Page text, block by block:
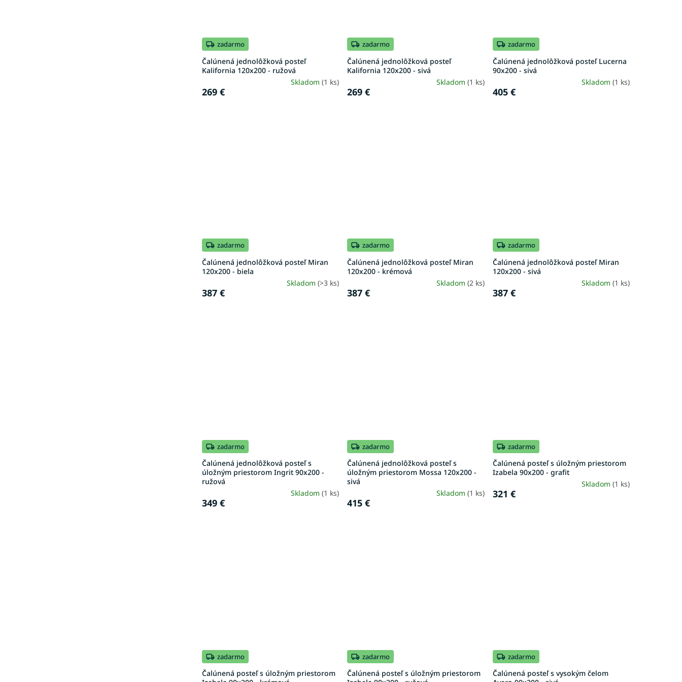
zadarmo
Čalúnená jednolôžková posteľ
Kalifornia 120x200 - ružová
Skladom(1 ks)
269 €
zadarmo
Čalúnená jednolôžková posteľ
Kalifornia 120x200 - sivá
Skladom (1 ks)
269 €
zadarmo
Čalúnená jednolôžková posteľ Lucerna
90x200 - sivá
Skladom (1 ks)
405 €
zadarmo
Čalúnená jednolôžková posteľ Miran
120x200 - biela
Skladom(>3 ks)
387 €
zadarmo
Čalúnená jednolôžková posteľ Miran
120x200 - krémová
Skladom (2 ks)
387 €
zadarmo
Čalúnená jednolôžková posteľ Miran
120x200 - sivá
Skladom (1 ks)
387 €
zadarmo
Čalúnená jednolôžková posteľ s
úložným priestorom Ingrit 90x200 -
ružová
Skladom(1 ks)
349 €
zadarmo
Čalúnená jednolôžková posteľ s
úložným priestorom Mossa 120x200 -
sivá
Skladom (1 ks)
415 €
zadarmo
Čalúnená posteľ s úložným priestorom
Izabela 90x200 - grafit
Skladom (1 ks)
321 €
zadarmo
Čalúnená posteľ s úložným priestorom
zadarmo
Čalúnená posteľ s úložným priestorom
zadarmo
Čalúnená posteľ s vysokým čelom